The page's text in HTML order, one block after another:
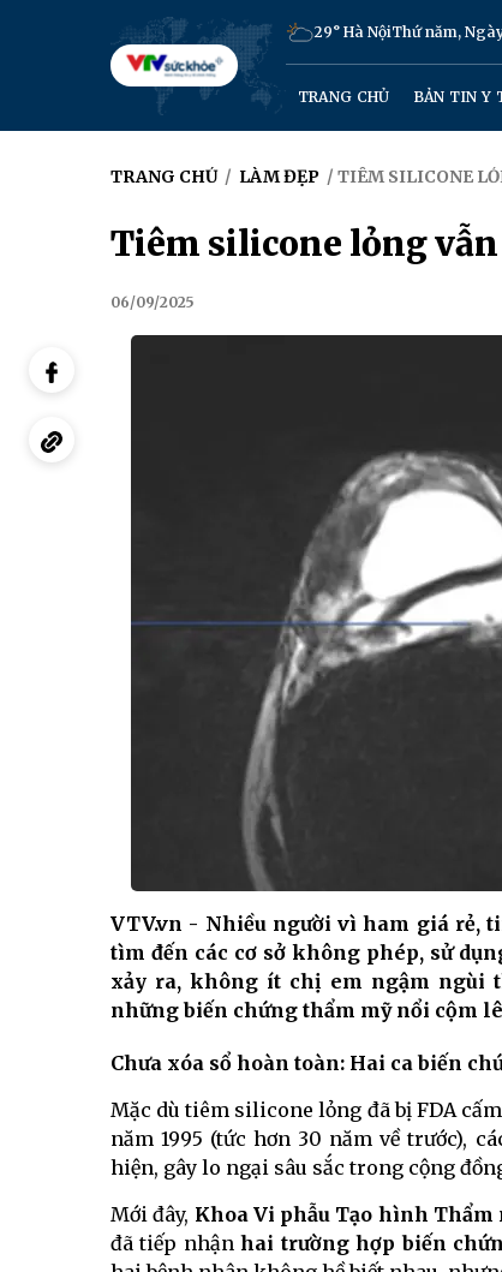
29° Hà NộiThứ năm,
TRANG CHỦ BẢN TIN Y
TRANG CHỦ / LÀM ĐẸP / TIÊM SILICONE
Tiêm silicone lỏng
06/09/2025
VTV.vn - Nhiều người vì ham giá rẻ,
tìm đến các cơ sở không phép, sử
xảy ra, không ít chị em ngậm ngùi
những biến chứng thẩm mỹ nổi cộm
Chưa xóa sổ hoàn toàn: Hai ca biến
Mặc dù tiêm silicone lỏng đã bị FDA
năm 1995 (tức hơn 30 năm về trước),
hiện, gây lo ngại sâu sắc trong cộng
Mới đây, Khoa Vi phẫu Tạo hình Thẩm
đã tiếp nhậnhai trường hợp biến